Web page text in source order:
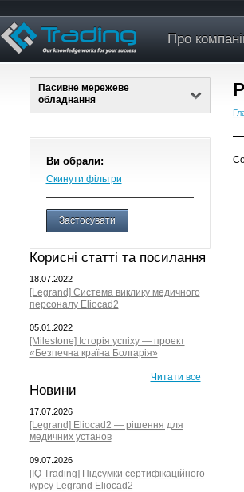
Про
Пасивне мережеве
обладнання
Ви обрали:
Скинути фільтри
Застосувати
Корисні статті та посилання
18.07.2022
[Legrand] Система виклику медичного
персоналу Eliocad2
05.01.2022
[Milestone] Історія успіху — проект
«Безпечна країна Болгарія»
Читати все
Новини
17.07.2026
[Legrand] Eliocad2 — рішення для
медичних установ
09.07.2026
[IQ Trading] Підсумки сертифікаційного
курсу Legrand Eliocad2